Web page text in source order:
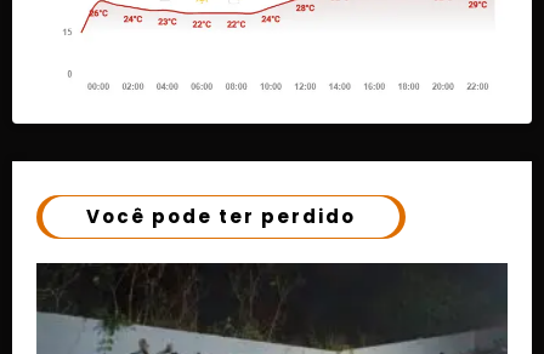
Você pode ter perdido